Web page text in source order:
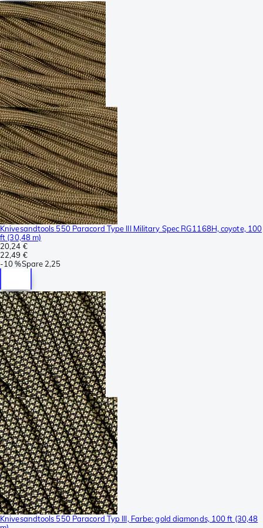
Knivesandtools 550 Paracord Type III Military Spec RG1168H, coyote, 100
ft (30,48 m)
20,24 €
22,49 €
-10 %Spare 2,25
Knivesandtools 550 Paracord Typ III, Farbe: gold diamonds, 100 ft (30,48